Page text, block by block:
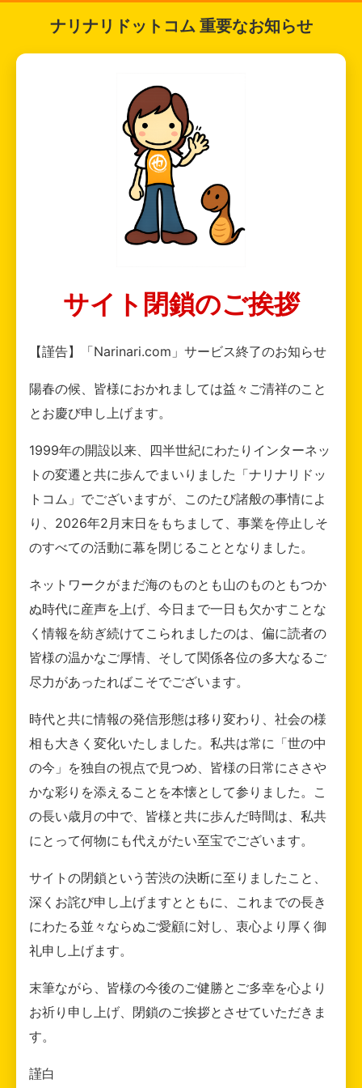
ナリナリドットコム 重要なお知らせ
サイト閉鎖のご挨拶
【謹告】「Narinari.com」サービス終了のお知らせ
陽春の候、皆様におかれましては益々ご清祥のこと
とお慶び申し上げます。
1999年の開設以来、四半世紀にわたりインターネッ
トの変遷と共に歩んでまいりました「ナリナリドッ
トコム」でございますが、このたび諸般の事情によ
り、2026年2月末日をもちまして、事業を停止しそ
のすべての活動に幕を閉じることとなりました。
ネットワークがまだ海のものとも山のものともつか
ぬ時代に産声を上げ、今日まで一日も欠かすことな
く情報を紡ぎ続けてこられましたのは、偏に読者の
皆様の温かなご厚情、そして関係各位の多大なるご
尽力があったればこそでございます。
時代と共に情報の発信形態は移り変わり、社会の様
相も大きく変化いたしました。私共は常に「世の中
の今」を独自の視点で見つめ、皆様の日常にささや
かな彩りを添えることを本懐として参りました。こ
の長い歳月の中で、皆様と共に歩んだ時間は、私共
にとって何物にも代えがたい至宝でございます。
サイトの閉鎖という苦渋の決断に至りましたこと、
深くお詫び申し上げますとともに、これまでの長き
にわたる並々ならぬご愛顧に対し、衷心より厚く御
礼申し上げます。
末筆ながら、皆様の今後のご健勝とご多幸を心より
お祈り申し上げ、閉鎖のご挨拶とさせていただきま
す。
謹白